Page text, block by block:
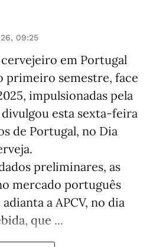
09:25
em Portugal
primeiro semestre, face
impulsionadas pela
esta sexta-feira
de Portugal, no Dia
preliminares, as
mercado português
a APCV, no dia
que ...